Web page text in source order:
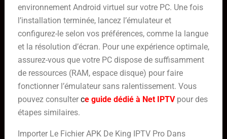
environnement Android virtuel sur votre PC. Une fois
l’installation terminée, lancez l’émulateur et
configurez-le selon vos préférences, comme la langue
et la résolution d’écran. Pour une expérience optimale,
assurez-vous que votre PC dispose de suffisamment
de ressources (RAM, espace disque) pour faire
fonctionner l’émulateur sans ralentissement. Vous
pouvez consulter ce guide dédié à Net IPTVpour des
étapes similaires.
Importer Le Fichier APK De King IPTV Pro Dans